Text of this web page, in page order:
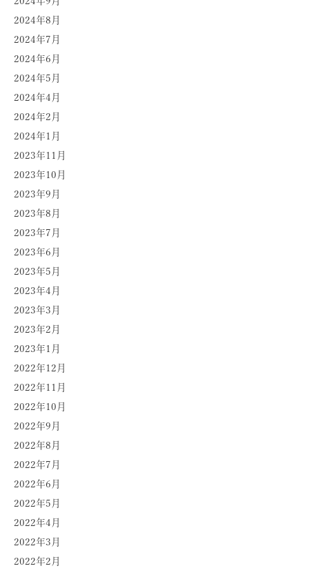
2024年8月
2024年7月
2024年6月
2024年5月
2024年4月
2024年2月
2024年1月
2023年11月
2023年10月
2023年9月
2023年8月
2023年7月
2023年6月
2023年5月
2023年4月
2023年3月
2023年2月
2023年1月
2022年12月
2022年11月
2022年10月
2022年9月
2022年8月
2022年7月
2022年6月
2022年5月
2022年4月
2022年3月
2022年2月